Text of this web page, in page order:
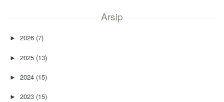
Arsip
►2026 (7)
►2025 (13)
►2024 (15)
►2023 (15)